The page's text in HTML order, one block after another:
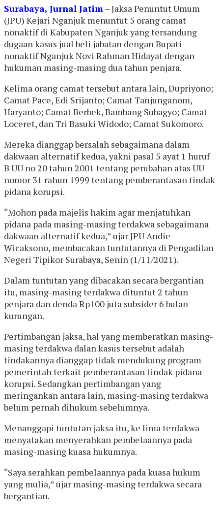
Surabaya, Jurnal Jatim – Jaksa Penuntut Umum
(JPU) Kejari Nganjuk menuntut 5 orang camat
nonaktif di Kabupaten Nganjuk yang tersandung
dugaan kasus jual beli jabatan dengan Bupati
nonaktif Nganjuk Novi Rahman Hidayat dengan
hukuman masing-masing dua tahun penjara.
Kelima orang camat tersebut antara lain, Dupriyono;
Camat Pace, Edi Srijanto; Camat Tanjunganom,
Haryanto; Camat Berbek, Bambang Subagyo; Camat
Loceret, dan Tri Basuki Widodo; Camat Sukomoro.
Mereka dianggap bersalah sebagaimana dalam
dakwaan alternatif kedua, yakni pasal 5 ayat 1 huruf
B UU no 20 tahun 2001 tentang perubahan atas UU
nomor 31 rahun 1999 tentang pemberantasan tindak
pidana korupsi.
“Mohon pada majelis hakim agar menjatuhkan
pidana pada masing-masing terdakwa sebagaimana
dakwaan alternatif kedua,” ujar JPU Andie
Wicaksono, membacakan tuntutannya di Pengadilan
Negeri Tipikor Surabaya, Senin (1/11/2021).
Dalam tuntutan yang dibacakan secara bergantian
itu, masing-masing terdakwa dituntut 2 tahun
penjara dan denda Rp100 juta subsider 6 bulan
kurungan.
Pertimbangan jaksa, hal yang memberatkan masing-
masing terdakwa dalan kasus tersebut adalah
tindakannya dianggap tidak mendukung program
pemerintah terkait pemberantasan tindak pidana
korupsi. Sedangkan pertimbangan yang
meringankan antara lain, masing-masing terdakwa
belum pernah dihukum sebelumnya.
Menanggapi tuntutan jaksa itu, ke lima terdakwa
menyatakan menyerahkan pembelaannya pada
masing-masing kuasa hukumnya.
“Saya serahkan pembelaannya pada kuasa hukum
yang mulia,” ujar masing-masing terdakwa secara
bergantian.